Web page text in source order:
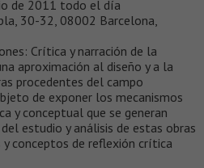
de 2011 todo el día
30-32, 08002 Barcelona,
Crítica y narración de la
aproximación al diseño y a la
procedentes del campo
de exponer los mecanismos
y conceptual que se generan
estudio y análisis de estas obras
conceptos de reflexión crítica